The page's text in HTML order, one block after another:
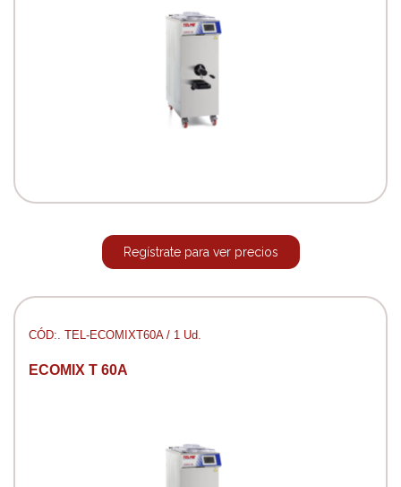
Regístrate para ver precios
CÓD:. TEL-ECOMIXT60A / 1 Ud.
ECOMIX T 60A